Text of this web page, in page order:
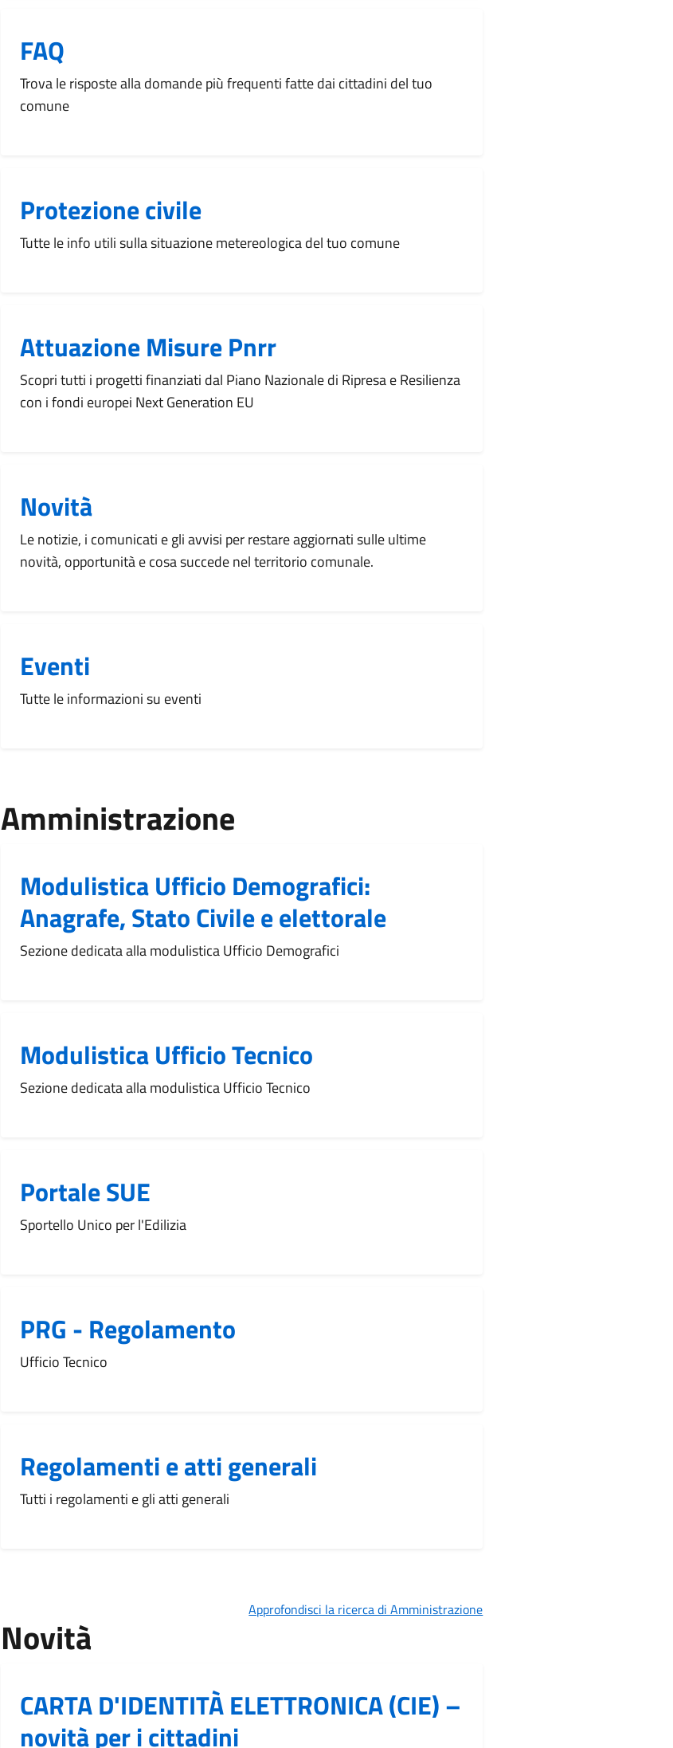
FAQ
Trova le risposte alla domande più frequenti fatte dai cittadini del tuo
comune
Protezione civile
Tutte le info utili sulla situazione metereologica del tuo comune
Attuazione Misure Pnrr
Scopri tutti i progetti finanziati dal Piano Nazionale di Ripresa e Resilienza
con i fondi europei Next Generation EU
Novità
Le notizie, i comunicati e gli avvisi per restare aggiornati sulle ultime
novità, opportunità e cosa succede nel territorio comunale.
Eventi
Tutte le informazioni su eventi
Amministrazione
Modulistica Ufficio Demografici:
Anagrafe, Stato Civile e elettorale
Sezione dedicata alla modulistica Ufficio Demografici
Modulistica Ufficio Tecnico
Sezione dedicata alla modulistica Ufficio Tecnico
Portale SUE
Sportello Unico per l'Edilizia
PRG - Regolamento
Ufficio Tecnico
Regolamenti e atti generali
Tutti i regolamenti e gli atti generali
Approfondisci la ricerca di Amministrazione
Novità
CARTA D'IDENTITÀ ELETTRONICA (CIE) –
novità per i cittadini